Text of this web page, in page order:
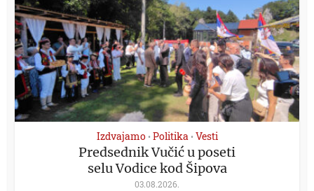
Izdvajamo • Politika • Vesti
Predsednik Vučić u poseti
selu Vodice kod Šipova
03.08.2026.